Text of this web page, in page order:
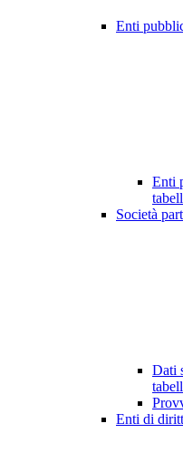
Enti
Enti
Società
Dati
Enti di